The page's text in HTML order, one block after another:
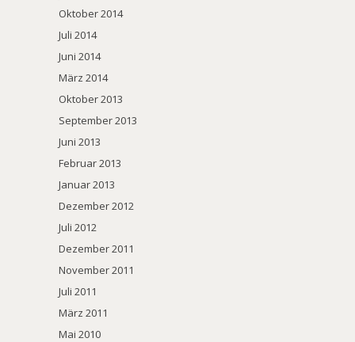
Oktober 2014
Juli 2014
Juni 2014
März 2014
Oktober 2013
September 2013
Juni 2013
Februar 2013
Januar 2013
Dezember 2012
Juli 2012
Dezember 2011
November 2011
Juli 2011
März 2011
Mai 2010